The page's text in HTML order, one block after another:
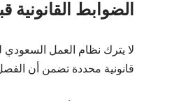
الضوابط
لا يترك نظام العمل
قانونية محددة تضمن أن